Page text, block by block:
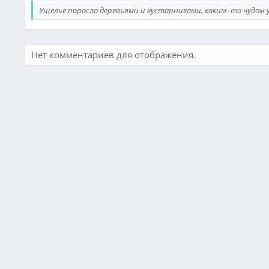
Ущелье поросло деревьями и кустарниками, каким -то чудом
Нет комментариев для отображения.